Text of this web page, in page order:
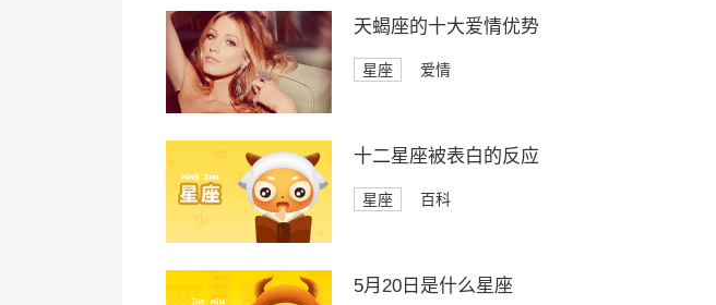
天蝎座的十大爱情优势
星座 爱情
十二星座被表白的反应
星座 百科
5月20日是什么星座